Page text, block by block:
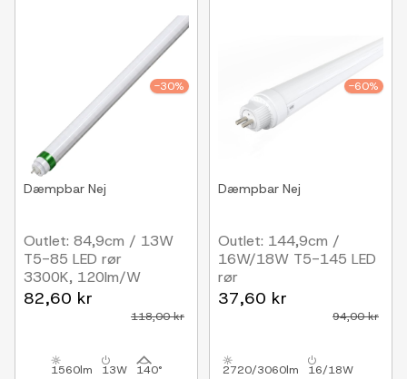
-30%
Dæmpbar Nej
Outlet: 84,9cm / 13W
T5-85 LED rør
3300K, 120lm/W
82,60 kr
118,00 kr
1560lm 13W 140°
-60%
Dæmpbar Nej
Outlet: 144,9cm /
16W/18W T5-145 LED
rør
3300K, 170lm/W
37,60 kr
94,00 kr
2720/3060lm
16/18W